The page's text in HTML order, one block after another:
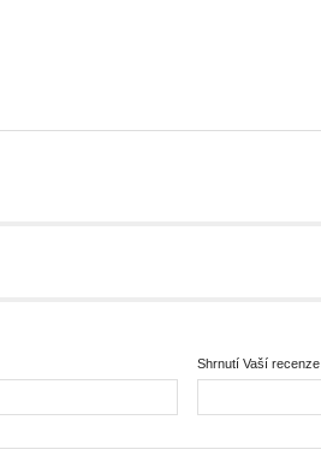
Shrnutí Vaší recenze